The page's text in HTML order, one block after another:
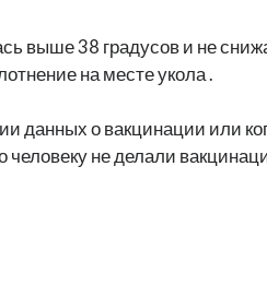
выше 38 градусов и не
на месте укола .
данных о вакцинации или
не делали